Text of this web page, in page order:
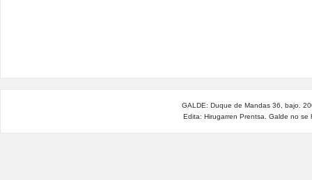
GALDE: Duque de Mandas 36, bajo.
Edita: Hirugarren Prentsa. Galde no